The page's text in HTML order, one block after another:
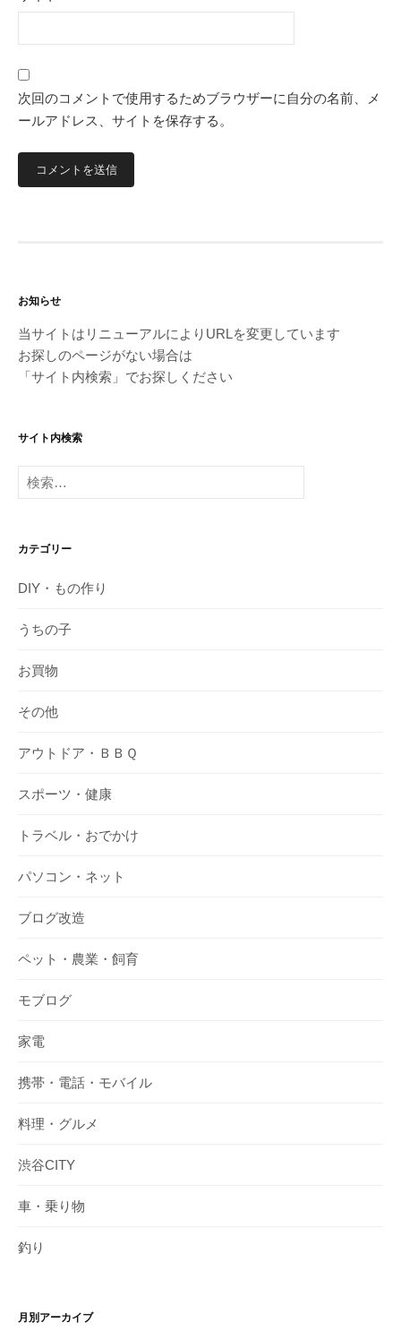
次回のコメントで使用するためブラウザーに自分の名前、メ
ールアドレス、サイトを保存する。
お知らせ
当サイトはリニューアルによりURLを変更しています
お探しのページがない場合は
「サイト内検索」でお探しください
サイト内検索
検
索:
カテゴリー
DIY・もの作り
うちの子
お買物
その他
アウトドア・ＢＢＱ
スポーツ・健康
トラベル・おでかけ
パソコン・ネット
ブログ改造
ペット・農業・飼育
モブログ
家電
携帯・電話・モバイル
料理・グルメ
渋谷CITY
車・乗り物
釣り
月別アーカイブ